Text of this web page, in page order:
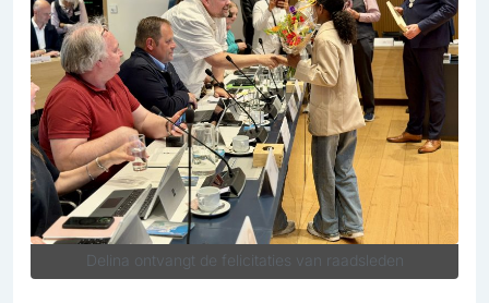
Delina ontvangt de felicitaties van raadsleden